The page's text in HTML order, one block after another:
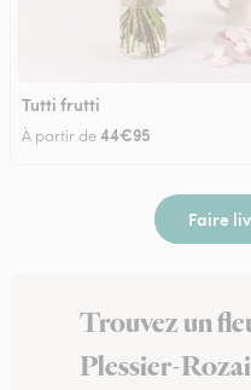
Tutti frutti
À partir de44€95
Faire
Trouvez un
Plessier-